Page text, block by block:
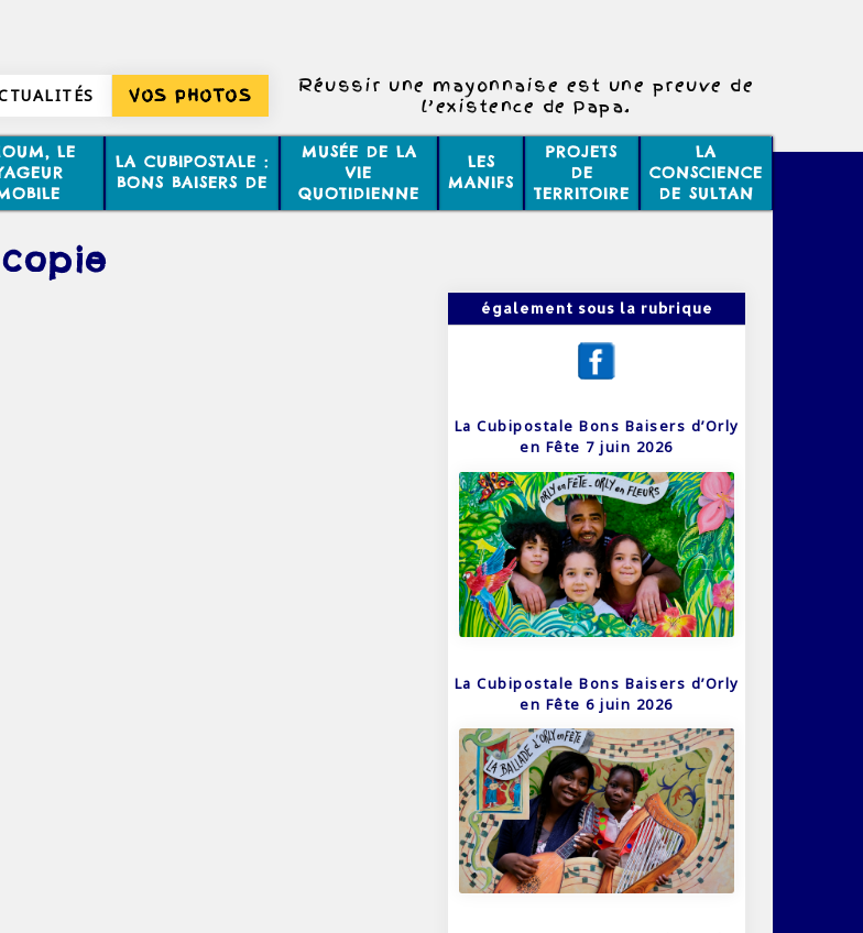
VOS PHOTOS
Réussir une mayonnaise est une preuve de
l’existence de Papa.
LE
LA CUBIPOSTALE :
BONS BAISERS DE
MUSÉE DE LA
VIE
QUOTIDIENNE
LES
MANIFS
PROJETS
DE
TERRITOIRE
LA
CONSCIENCE
DE SULTAN
copie
également sous la rubrique
La Cubipostale Bons Baisers d’Orly
en Fête 7 juin 2026
La Cubipostale Bons Baisers d’Orly
en Fête 6 juin 2026